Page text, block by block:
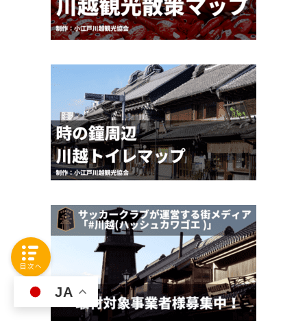
JA
目次へ